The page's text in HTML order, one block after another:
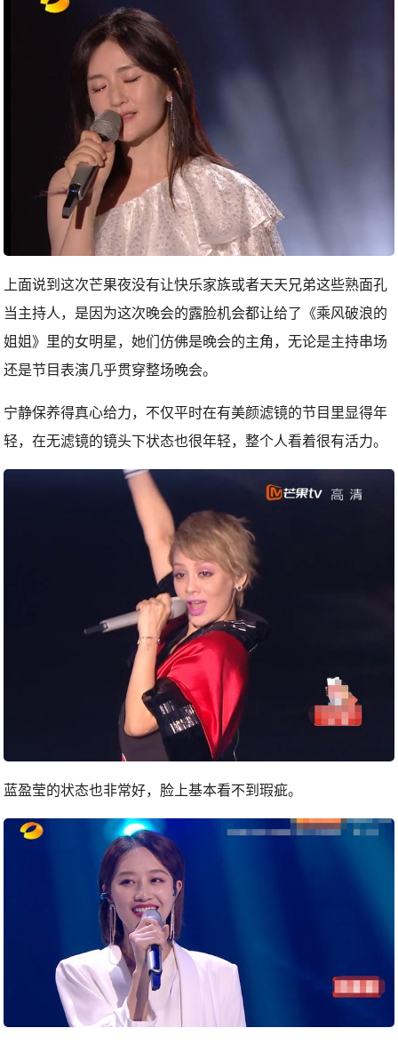
上面说到这次芒果夜没有让快乐家族或者天天兄弟这些熟面孔
当主持人，是因为这次晚会的露脸机会都让给了《乘风破浪的
姐姐》里的女明星，她们仿佛是晚会的主角，无论是主持串场
还是节目表演几乎贯穿整场晚会。
宁静保养得真心给力，不仅平时在有美颜滤镜的节目里显得年
轻，在无滤镜的镜头下状态也很年轻，整个人看着很有活力。
蓝盈莹的状态也非常好，脸上基本看不到瑕疵。